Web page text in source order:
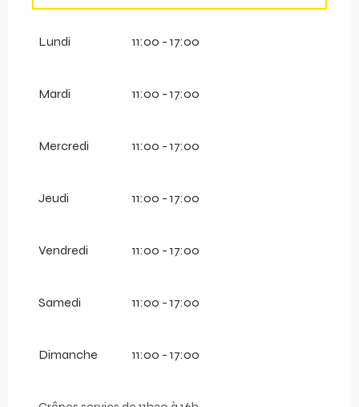
Lundi 11:00 - 17:00
Mardi 11:00 - 17:00
Mercredi 11:00 - 17:00
Jeudi 11:00 - 17:00
Vendredi 11:00 - 17:00
Samedi 11:00 - 17:00
Dimanche 11:00 - 17:00